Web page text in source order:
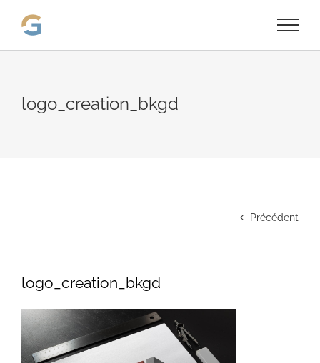
logo_creation_bkgd
Précédent
logo_creation_bkgd